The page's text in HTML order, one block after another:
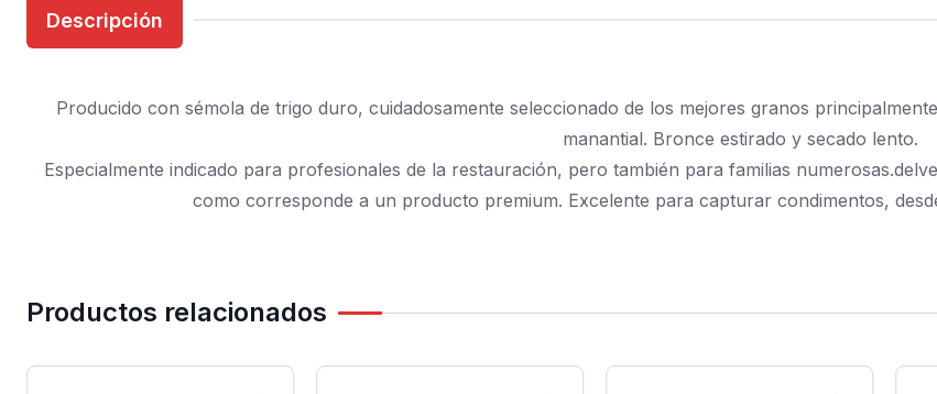
Descripción
Producido con sémola de trigo duro, cuidadosamente seleccionado de los mejores granos
manantial. Bronce estirado y secado lento.
Especialmente indicado para profesionales de la restauración, pero también para familias
como corresponde a un producto premium. Excelente para capturar condimentos,
Productos relacionados